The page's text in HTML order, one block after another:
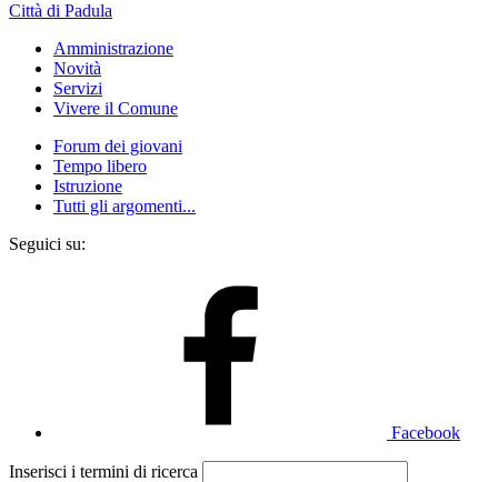
Città di Padula
Amministrazione
Novità
Servizi
Vivere il Comune
Forum dei giovani
Tempo libero
Istruzione
Tutti gli argomenti...
Seguici su:
Facebook
Inserisci i termini di ricerca